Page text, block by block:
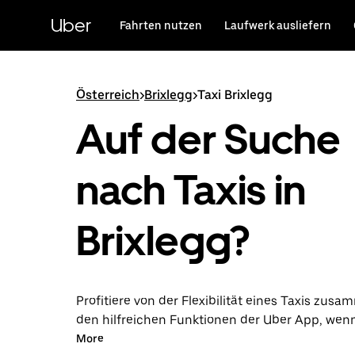
HauptinhaltUber Fahrten nutzen Laufwerk ausliefern
Österreich>Brixlegg>Taxi Brixlegg
Auf der Suche
nach Taxis in
Brixlegg?
Profitiere von der Flexibilität eines Taxis
den hilfreichen Funktionen der Uber App,
über die Uber App in Brixlegg unternimmst. Du
More